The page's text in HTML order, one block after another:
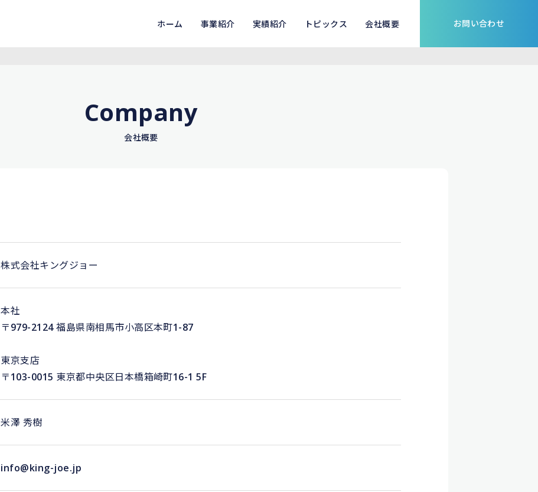
ホーム 事業紹介 実績紹介 トピックス 会社概要 お問い合わせ
Company
会社概要
株式会社キングジョー
本社
〒979-2124 福島県南相馬市小高区本町1-87
東京支店
〒103-0015 東京都中央区日本橋箱崎町16-1 5F
米澤 秀樹
info@king-joe.jp